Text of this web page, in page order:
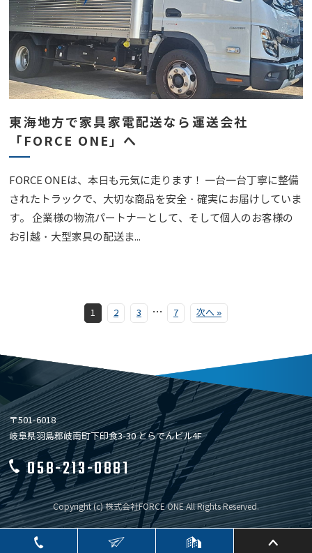
東海地方で家具家電配送なら運送会社
「FORCE ONE」へ
FORCE ONEは、本日も元気に走ります！ 一台一台丁寧に整備
されたトラックで、大切な商品を安全・確実にお届けしていま
す。 企業様の物流パートナーとして、そして個人のお客様の
お引越・大型家具の配送ま...
1 2 3 … 7 次へ »
〒501-6018
岐阜県羽島郡岐南町下印食3-30 とらでんビル4F
058-213-0881
Copyright (c) 株式会社FORCE ONE All Rights Reserved.